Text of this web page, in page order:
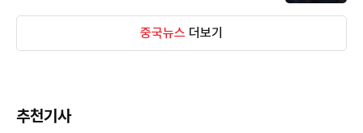
중국뉴스 더보기
추천기사